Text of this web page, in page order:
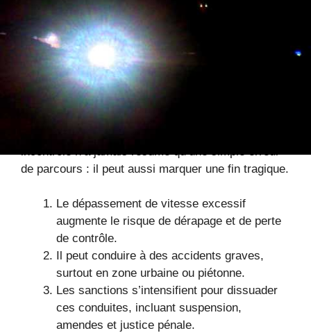
constater que certains en font encore abstraction.
Ce type d’incident appelle à une réflexion plus large
: comment renforcer la sécurité routière face à des
comportements aussi risqués ? La réponse pourrait
résider dans la prévention, la sensibilisation et des
contrôles encore plus fréquents. Mais en attendant,
chaque conducteur doit se rappeler qu’un dérapage
incontrôlé n’a jamais résumé qu’une simple erreur
de parcours : il peut aussi marquer une fin tragique.
Le dépassement de vitesse excessif
augmente le risque de dérapage et de perte
de contrôle.
Il peut conduire à des accidents graves,
surtout en zone urbaine ou piétonne.
Les sanctions s’intensifient pour dissuader
ces conduites, incluant suspension,
amendes et justice pénale.